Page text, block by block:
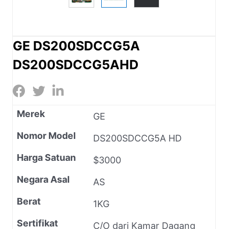
GE DS200SDCCG5A
DS200SDCCG5AHD
Merek
GE
Nomor Model
DS200SDCCG5A HD
Harga Satuan
$3000
Negara Asal
AS
Berat
1KG
Sertifikat
C/O dari Kamar Dagang